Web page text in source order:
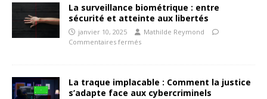
La surveillance biométrique : entre
sécurité et atteinte aux libertés
janvier 10, 2025
Mathilde Reymond
Commentaires fermés
La traque implacable : Comment la justice
s’adapte face aux cybercriminels